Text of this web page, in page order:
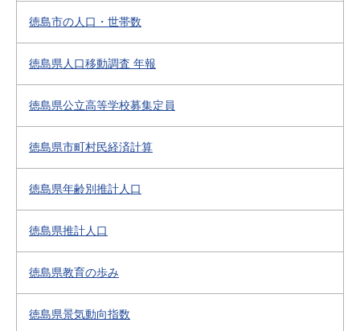
徳島市の人口・世帯数
徳島県人口移動調査 年報
徳島県公立高等学校募集定員
徳島県市町村民経済計算
徳島県年齢別推計人口
徳島県推計人口
徳島県教育の歩み
徳島県景気動向指数